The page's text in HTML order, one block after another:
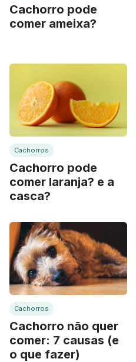
Cachorro pode
comer ameixa?
Cachorros
Cachorro pode
comer laranja? e a
casca?
Cachorros
Cachorro não quer
comer: 7 causas (e
o que fazer)